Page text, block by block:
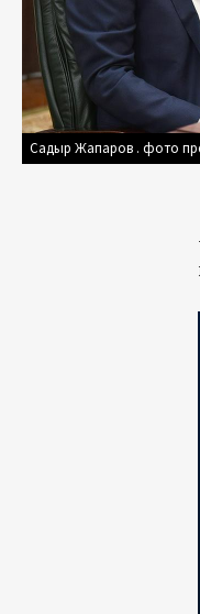
Садыр Жапаров . фото